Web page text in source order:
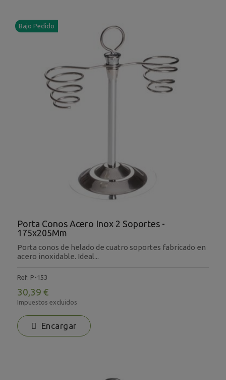
Porta Conos Acero Inox 2 Soportes -
175x205Mm
Porta conos de helado de cuatro soportes fabricado en
acero inoxidable. Ideal...
Ref: P-153
30,39 €
Impuestos excluidos
Encargar
Bajo Pedido